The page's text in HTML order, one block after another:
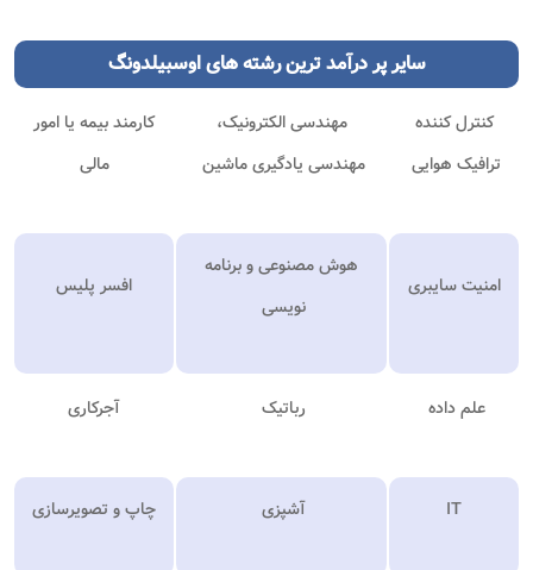
سایرپر درآمد ترین رشته های اوسبیلدونگ
کنترل کننده
ترافیک هوایی
مهندسی الکترونیک،
مهندسی یادگیری ماشین
کارمند بیمه یا امور
مالی
امنیت سایبری
هوش مصنوعی و برنامه
نویسی
افسر پلیس
علم داده رباتیک آجرکاری
IT آشپزی چاپ و تصویرسازی